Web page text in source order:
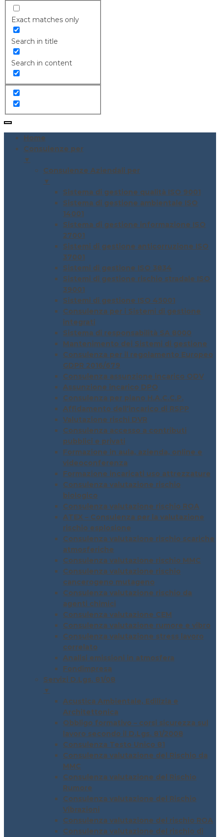
Exact matches only
Search in title
Search in content
Home
Consulenze per
▼
Consulenze Aziendali per
▼
Sistema di gestione qualità ISO 9001
Sistema di gestione ambientale ISO
14001
Sistema di gestione informazione ISO
27001
Sistemi di gestione anticorruzione ISO
37001
Sistemi di gestione ISO 3834
Sistemi di gestione rischio stradale ISO
39001
Sistemi di gestione ISO 45001
Consulenza per i Sistemi di gestione
integrati
Sistema di responsabilità SA 8000
Mantenimento dei Sistemi di gestione
Consulenza per il regolamento Europeo
GDPR 2016/679
Consulenza assunzione incarico ODV
Assunzione incarico DPO
Consulenza per piano H.A.C.C.P.
Affidamento dell’incarico di RSPP
Valutazione rischi DVR
Consulenza accesso a contributi
pubblici e privati
Formazione in aula, azienda, online e
videoconferenza
Formazione incaricati uso attrezzature
Consulenza valutazione rischio
biologico
Consulenza valutazione rischio ROA
ATEX – Consulenza per la valutazione
rischio esplosione
Consulenza valutazione rischio scariche
atmosferiche
Consulenza valutazione rischio MMC
Consulenza valutazione rischio
cancerogeno mutageno
Consulenza valutazione rischio da
agenti chimici
Consulenza valutazione CEM
Consulenza valutazione rumore e vibro
Consulenza valutazione stress lavoro
correlato
Analisi emissioni in atmosfera
Fondimpresa
Servizi D.Lgs. 81/08
▼
Acustica Ambientale, Edilizia e
Architettonica
Obbligo formativo – corsi sicurezza sul
lavoro secondo il D.Lgs. 81/2008
Consulenza Testo Unico 81
Consulenza valutazione del Rischio da
MMC
Consulenza valutazione del Rischio
Rumore
Consulenza valutazione del Rischio
Vibrazioni
Consulenza valutazione del rischio ROA
Consulenza valutazione del rischio di